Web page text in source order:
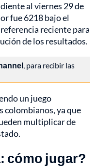
al viernes 29 de
fue 6218 bajo el
reciente para
de los resultados.
, para recibir las
un juego
colombianos, ya que
multiplicar de
cómo jugar?